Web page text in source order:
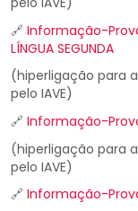
🔗 Informação-
LÍNGUA SEGUNDA
(hiperligação para
pelo IAVE)
🔗 Informação-
(hiperligação para
pelo IAVE)
🔗 Informação-